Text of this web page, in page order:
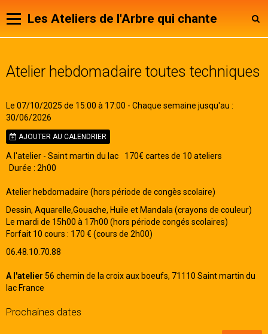
Les Ateliers de l'Arbre qui chante
Page d'accueil
Animateurs
Notre Association
Livre d'or
Galerie
Atelier hebdomadaire toutes techniques
Le 07/10/2025 de 15:00 à 17:00 - Chaque semaine jusqu'au :
30/06/2026
AJOUTER AU CALENDRIER
A l'atelier - Saint martin du lac
170€ cartes de 10 ateliers
Durée : 2h00
Atelier hebdomadaire (hors période de congès scolaire)
Dessin, Aquarelle,Gouache, Huile et Mandala (crayons de couleur)
Le mardi de 15h00 à 17h00 (hors période congés scolaires)
Forfait 10 cours : 170 € (cours de 2h00)
06.48.10.70.88
A l'atelier 56 chemin de la croix aux boeufs, 71110 Saint martin du
lac France
Prochaines dates